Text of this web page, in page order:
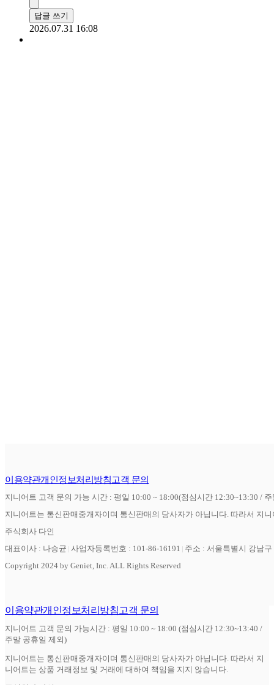
답글 쓰기
2026.07.31 16:08
이용약관개인정보처리방침고객 문의
지니어트 고객 문의 가능 시간 : 평일 10:00 ~ 18:00(점심시간 12:30~13:30 /
지니어트는 통신판매중개자이며 통신판매의 당사자가 아닙니다. 따라서 지
주식회사 다인
대표이사 : 나승균 사업자등록번호 : 101-86-16191 주소 : 서울특별시 강남
Copyright 2024 by Geniet, Inc. ALL Rights Reserved
이용약관개인정보처리방침고객 문의
지니어트 고객 문의 가능시간 : 평일 10:00 ~ 18:00 (점심시간 12:30~13:40 /
주말 공휴일 제외)
지니어트는 통신판매중개자이며 통신판매의 당사자가 아닙니다. 따라서 지
니어트는 상품 거래정보 및 거래에 대하여 책임을 지지 않습니다.